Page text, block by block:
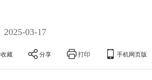
2025-03-17
收藏 分享 打印 手机网页版